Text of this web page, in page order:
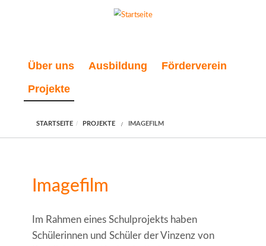
Über uns Ausbildung
Förderverein
Projekte
STARTSEITE PROJEKTE IMAGEFILM
Imagefilm
Im Rahmen eines Schulprojekts haben
Schülerinnen und Schüler der Vinzenz von